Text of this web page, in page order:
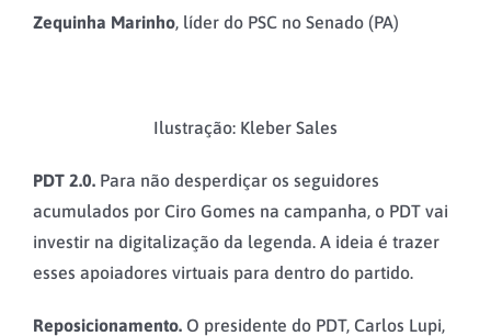
Zequinha Marinho, líder do PSC no Senado (PA)
Ilustração: Kleber Sales
PDT 2.0. Para não desperdiçar os seguidores
acumulados por Ciro Gomes na campanha, o PDT vai
investir na digitalização da legenda. A ideia é trazer
esses apoiadores virtuais para dentro do partido.
Reposicionamento. O presidente do PDT, Carlos Lupi,